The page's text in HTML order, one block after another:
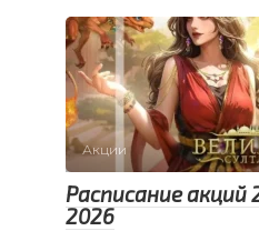
Акции
Расписание акций
2026